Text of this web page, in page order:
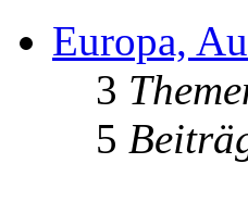
Europa,
3
5